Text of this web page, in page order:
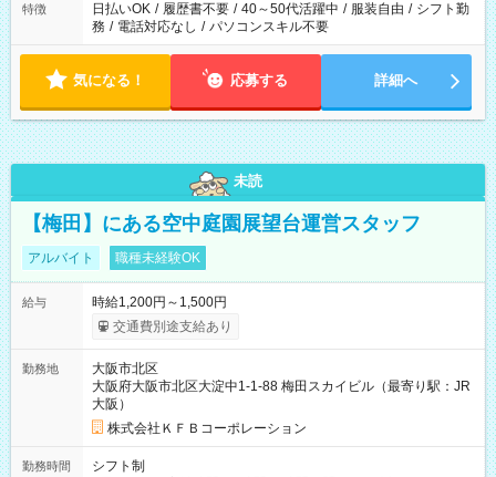
特徴 日払いOK / 履歴書不要 / 40～50代活躍中 / 服装自由 / シフト勤
務 / 電話対応なし / パソコンスキル不要
気になる！ 応募する 詳細へ
未読
【梅田】にある空中庭園展望台運営スタッフ
アルバイト 職種未経験OK
給与
時給1,200円～1,500円
交通費別途支給あり
勤務地
大阪市北区
大阪府大阪市北区大淀中1-1-88 梅田スカイビル（最寄り駅：JR
大阪）
株式会社ＫＦＢコーポレーション
勤務時間
シフト制